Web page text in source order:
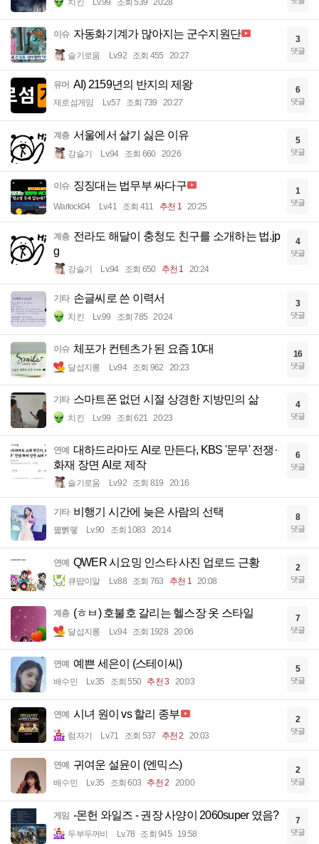
이슈 자동화기계가 많아지는 군수지원단
슬기로움 Lv.92 조회 455 20:27
3
댓글
유머 AI) 2159년의 반지의 제왕
제로섬게임 Lv.57 조회 739 20:27
6
댓글
계층 서울에서 살기 싫은 이유
강슬기 Lv.94 조회 660 20:26
5
댓글
이슈 징징대는 법무부 싸다구
Warlock04 Lv.41 조회 411 추천 1 20:25
1
댓글
계층 전라도 해달이 충청도 친구를 소개하는 법.jp
g
강슬기 Lv.94 조회 650 추천 1 20:24
4
댓글
기타 손글씨로 쓴 이력서
치킨 Lv.99 조회 785 20:24
3
댓글
이슈 체포가 컨텐츠가 된 요즘 10대
달섭지롱 Lv.94 조회 962 20:23
16
댓글
기타 스마트폰 없던 시절 상경한 지방민의 삶
치킨 Lv.99 조회 621 20:23
4
댓글
연예 대하드라마도 AI로 만든다, KBS '문무' 전쟁·
화재 장면 AI로 제작
슬기로움 Lv.92 조회 819 20:16
6
댓글
기타 비행기 시간에 늦은 사람의 선택
꿻뻵뗗 Lv.90 조회 1083 20:14
8
댓글
연예 QWER 시요밍 인스타 사진 업로드 근황
큐땁이알 Lv.88 조회 763 추천 1 20:08
2
댓글
계층 (ㅎㅂ) 호불호 갈리는 헬스장 옷 스타일
달섭지롱 Lv.94 조회 1928 20:06
7
댓글
연예 예쁜 세은이 (스테이씨)
배수민 Lv.35 조회 550 추천 3 20:03
5
댓글
연예 시녀 원이 vs 할리 종부
럼자기 Lv.71 조회 537 추천 2 20:03
2
댓글
연예 귀여운 설윤이 (엔믹스)
배수민 Lv.35 조회 603 추천 2 20:00
2
댓글
게임 -몬헌 와일즈 - 권장 사양이 2060super 였음?
두부두꺼비 Lv.78 조회 945 19:58
7
댓글